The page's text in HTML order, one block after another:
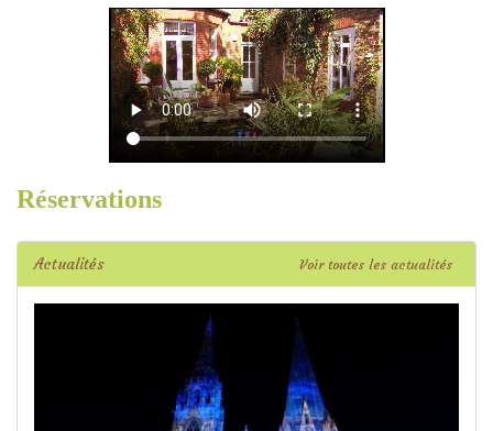
Réservations
Voir toutes les actualités
Actualités